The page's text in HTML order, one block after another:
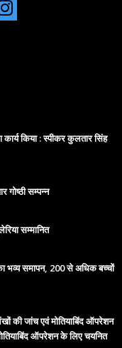
किया : स्पीकर कुलतार सिंह
गोष्ठी सम्पन्न
सम्मानित
भव्य समापन, 200 से अधिक बच्चों
की जांच एवं मोतियाबिंद ऑपरेशन
ऑपरेशन के लिए चयनित